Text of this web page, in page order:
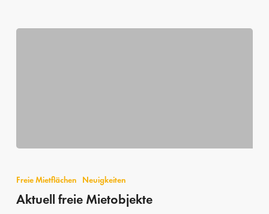
freie
Mietobjekte
Freie Mietflächen Neuigkeiten
Aktuell freie Mietobjekte